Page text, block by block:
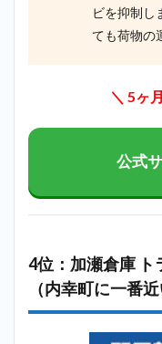
ビを抑制し
ても荷物の
＼ 5ヶ
公式
4位：加瀬倉庫
（内幸町に一番近